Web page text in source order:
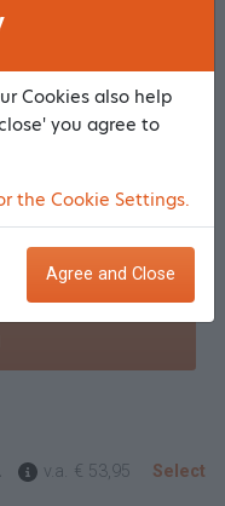
haar 1 egale kleur v.a. € 93,95 Select
v.a. € 105,95 Select
v.a. € 109,95 Select
kleur. v.a. € 53,95 Select
Cookies also help
you agree to
the Cookie Settings.
Agree and Close